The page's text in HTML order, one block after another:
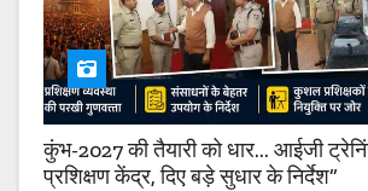
कुंभ-2027 की तैयारी को धार… आईजी
प्रशिक्षण केंद्र, दिए बड़े सुधार के निर्देश”